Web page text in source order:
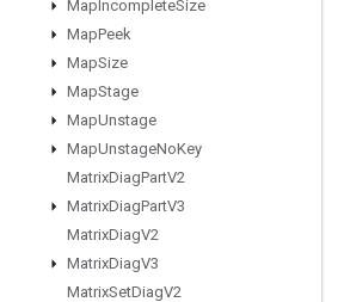
MapIncompleteSize
MapPeek
MapSize
MapStage
MapUnstage
MapUnstageNoKey
MatrixDiagPartV2
MatrixDiagPartV3
MatrixDiagV2
MatrixDiagV3
MatrixSetDiagV2